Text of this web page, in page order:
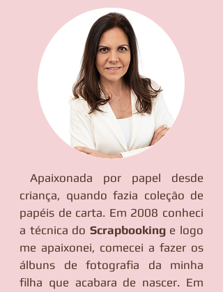
Apaixonada por papel desde
criança, quando fazia coleção de
papéis de carta. ​Em 2008 conheci
a técnica do Scrapbookinge logo
me apaixonei, comecei a fazer os
álbuns de fotografia da minha
filha que acabara de nascer. Em